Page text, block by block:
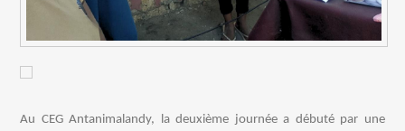
Au CEG Antanimalandy, la deuxième journée a débuté par une